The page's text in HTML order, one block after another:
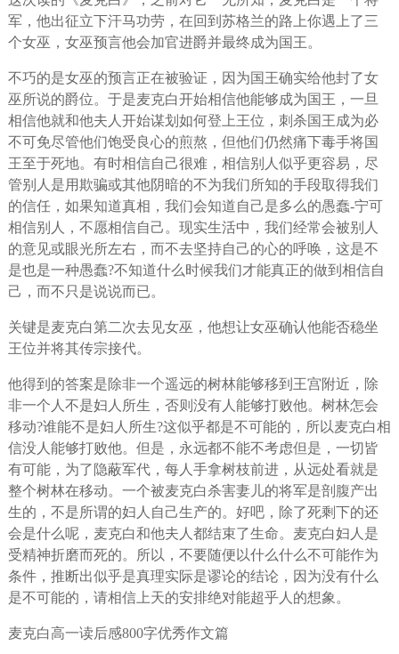
军，他出征立下汗马功劳，在回到苏格兰的路上你遇上了三
个女巫，女巫预言他会加官进爵并最终成为国王。
不巧的是女巫的预言正在被验证，因为国王确实给他封了女
巫所说的爵位。于是麦克白开始相信他能够成为国王，一旦
相信他就和他夫人开始谋划如何登上王位，刺杀国王成为必
不可免尽管他们饱受良心的煎熬，但他们仍然痛下毒手将国
王至于死地。有时相信自己很难，相信别人似乎更容易，尽
管别人是用欺骗或其他阴暗的不为我们所知的手段取得我们
的信任，如果知道真相，我们会知道自己是多么的愚蠢-宁可
相信别人，不愿相信自己。现实生活中，我们经常会被别人
的意见或眼光所左右，而不去坚持自己的心的呼唤，这是不
是也是一种愚蠢?不知道什么时候我们才能真正的做到相信自
己，而不只是说说而已。
关键是麦克白第二次去见女巫，他想让女巫确认他能否稳坐
王位并将其传宗接代。
他得到的答案是除非一个遥远的树林能够移到王宫附近，除
非一个人不是妇人所生，否则没有人能够打败他。树林怎会
移动?谁能不是妇人所生?这似乎都是不可能的，所以麦克白相
信没人能够打败他。但是，永远都不能不考虑但是，一切皆
有可能，为了隐蔽军代，每人手拿树枝前进，从远处看就是
整个树林在移动。一个被麦克白杀害妻儿的将军是剖腹产出
生的，不是所谓的妇人自己生产的。好吧，除了死剩下的还
会是什么呢，麦克白和他夫人都结束了生命。麦克白妇人是
受精神折磨而死的。所以，不要随便以什么什么不可能作为
条件，推断出似乎是真理实际是谬论的结论，因为没有什么
是不可能的，请相信上天的安排绝对能超乎人的想象。
麦克白高一读后感800字优秀作文篇